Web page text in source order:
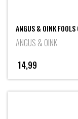
ANGUS & OINK FOOLS
ANGUS & OINK
14,99